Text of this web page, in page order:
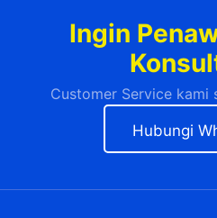
Ingin
Customer Service kami
Hubungi